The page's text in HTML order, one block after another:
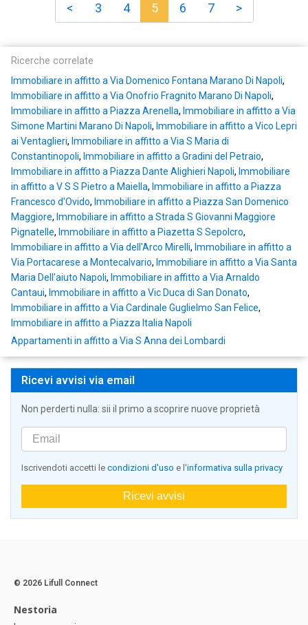
< 3 4 5 6 7 >
Ricerche correlate
Immobiliare in affitto a Via Domenico Fontana Marano Di Napoli,
Immobiliare in affitto a Via Onofrio Fragnito Marano Di Napoli,
Immobiliare in affitto a Piazza Arenella, Immobiliare in affitto a Via
Simone Martini Marano Di Napoli, Immobiliare in affitto a Vico Lepri
ai Ventaglieri, Immobiliare in affitto a Via S Maria di
Constantinopoli, Immobiliare in affitto a Gradini del Petraio,
Immobiliare in affitto a Piazza Dante Alighieri Napoli, Immobiliare
in affitto a V S S Pietro a Maiella, Immobiliare in affitto a Piazza
Francesco d'Ovido, Immobiliare in affitto a Piazza San Domenico
Maggiore, Immobiliare in affitto a Strada S Giovanni Maggiore
Pignatelle, Immobiliare in affitto a Piazetta S Sepolcro,
Immobiliare in affitto a Via dell'Arco Mirelli, Immobiliare in affitto a
Via Portacarese a Montecalvario, Immobiliare in affitto a Via Santa
Maria Dell'aiuto Napoli, Immobiliare in affitto a Via Arnaldo
Cantaui, Immobiliare in affitto a Vic Duca di San Donato,
Immobiliare in affitto a Via Cardinale Guglielmo San Felice,
Immobiliare in affitto a Piazza Italia Napoli
Appartamenti in affitto a Via S Anna dei Lombardi
Ricevi avvisi via email
Non perderti nulla: sii il primo a scoprire nuove proprietà
Iscrivendoti accetti le condizioni d'uso e l'informativa sulla privacy
Ricevi avvisi
© 2026 Lifull Connect
Nestoria